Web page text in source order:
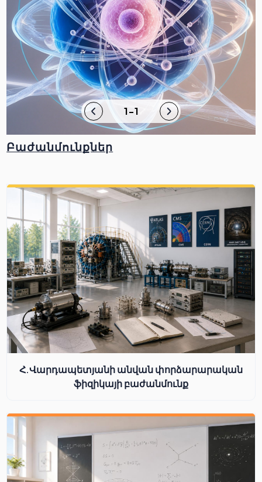
1-1
Բաժանմունքներ
Հ.Վարդապետյանի անվան փորձարարական
ֆիզիկայի բաժանմունք